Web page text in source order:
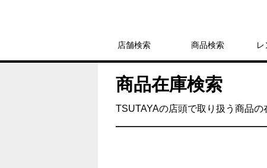
店舗検索 商品検索
商品在庫検索
TSUTAYAの店頭で取り扱う商品の